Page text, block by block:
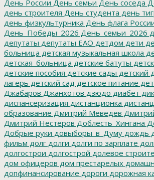
День России День семьи День соседа
день строителя День студента день
день физкультурника День флага
День_Победы_2026 День_семьи_2026
депутаты депутаты ЕАО детдом дети
больница детская музыкальная школа
детская_больница детские батуты
детские пособия детские сады детский
лагерь детский сад детское питание
Джабаров Джанхотов дзюдо диабет
диспансеризация дистанционка
образование Дмитрий Меведев
Дмитрий Нестеров Доблесть_Хингана
Добрые руки довыборы_в_Думу дождь
фильм долг долги долги по зарплате
долгострои долгострой долевое
дом офицеров дом престарелых
допфинансирование дороги дорожная